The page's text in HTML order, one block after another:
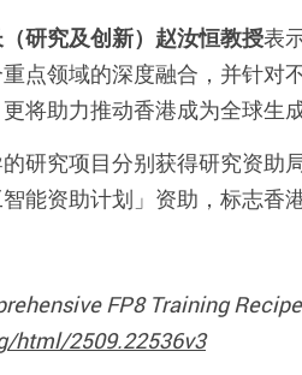
研究及创新）赵汝恒教授表
点领域的深度融合，并针对
将助力推动香港成为全球生
研究项目分别获得研究资助
能资助计划」资助 ，标志香
FP8 Training
html/2509.22536v3